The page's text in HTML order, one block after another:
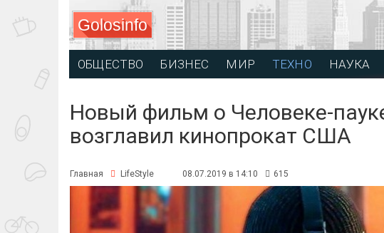
Golosinfo
ОБЩЕСТВО БИЗНЕС МИР ТЕХНО НАУКА
Новый фильм о Человеке-
возглавил кинопрокат США
Главная LifeStyle 08.07.2019 в 14:10 615